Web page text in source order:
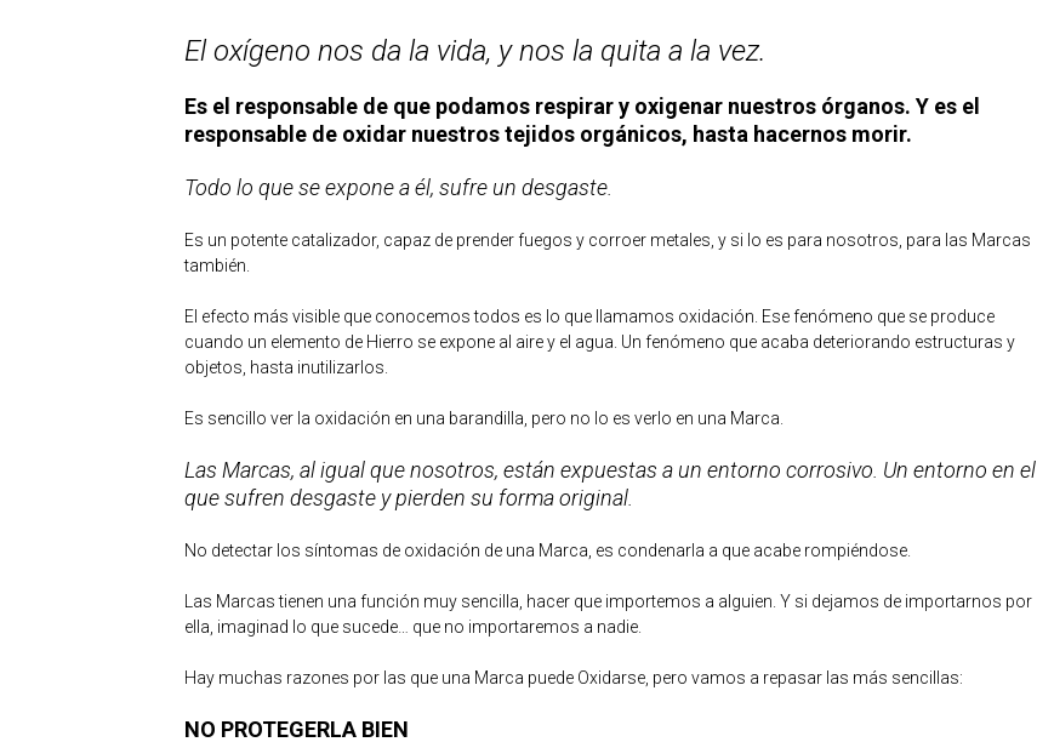
El oxígeno nos da la vida, y nos la quita a la vez.
Es el responsable de que podamos respirar y oxigenar nuestros órganos. Y es el
responsable de oxidar nuestros tejidos orgánicos, hasta hacernos morir.
Todo lo que se expone a él, sufre un desgaste.
Es un potente catalizador, capaz de prender fuegos y corroer metales, y si lo es para nosotros, para las Marcas
también.
El efecto más visible que conocemos todos es lo que llamamos oxidación. Ese fenómeno que se produce
cuando un elemento de Hierro se expone al aire y el agua. Un fenómeno que acaba deteriorando estructuras y
objetos, hasta inutilizarlos.
Es sencillo ver la oxidación en una barandilla, pero no lo es verlo en una Marca.
Las Marcas, al igual que nosotros, están expuestas a un entorno corrosivo. Un entorno en el
que sufren desgaste y pierden su forma original.
No detectar los síntomas de oxidación de una Marca, es condenarla a que acabe rompiéndose.
Las Marcas tienen una función muy sencilla, hacer que importemos a alguien. Y si dejamos de importarnos por
ella, imaginad lo que sucede… que no importaremos a nadie.
Hay muchas razones por las que una Marca puede Oxidarse, pero vamos a repasar las más sencillas:
NO PROTEGERLA BIEN